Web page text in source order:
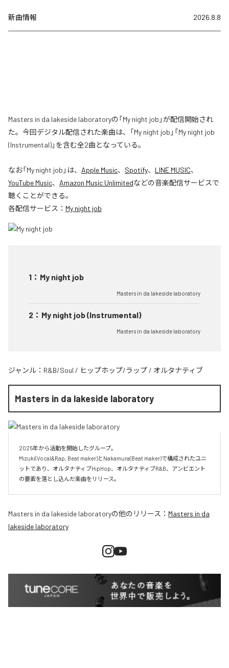
新曲情報 2026.8.8
Masters in da lakeside laboratoryの「My night job」が配信開始され
た。今回デジタル配信された楽曲は、「My night job」「My night job
(Instrumental)」を含む全2曲となっている。
なお「My night job 」は、 Apple Music、 Spotify、 LINE MUSIC、
YouTube Music、 Amazon Music Unlimitedなどの音楽配信サービスで
聴くことができる。
各配信サービス： My night job
1 ： My night job
Masters in da lakeside laboratory
2 ： My night job (Instrumental)
Masters in da lakeside laboratory
ジャンル： R&B/Soul / ヒップホップ/ラップ / オルタナティブ
Masters in da lakeside laboratory
2025年から活動を開始したグループ。
Mizuki(Vocal&Rap, Beat maker)とNakamura(Beat maker)で構成されたユニ
ットであり、オルタナティブHipHop、オルタナティブR&B、アンビエント
Masters in da lakeside laboratoryの他のリリース： Masters in da
lakeside laboratory